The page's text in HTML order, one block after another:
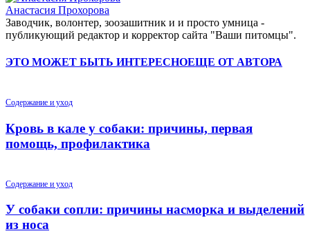
Анастасия Прохорова
Заводчик, волонтер, зоозашитник и и просто умница -
публикующий редактор и корректор сайта "Ваши питомцы".
ЭТО МОЖЕТ БЫТЬ ИНТЕРЕСНОЕЩЕ ОТ АВТОРА
Содержание и уход
Кровь в кале у собаки: причины, первая
помощь, профилактика
Содержание и уход
У собаки сопли: причины насморка и выделений
из носа